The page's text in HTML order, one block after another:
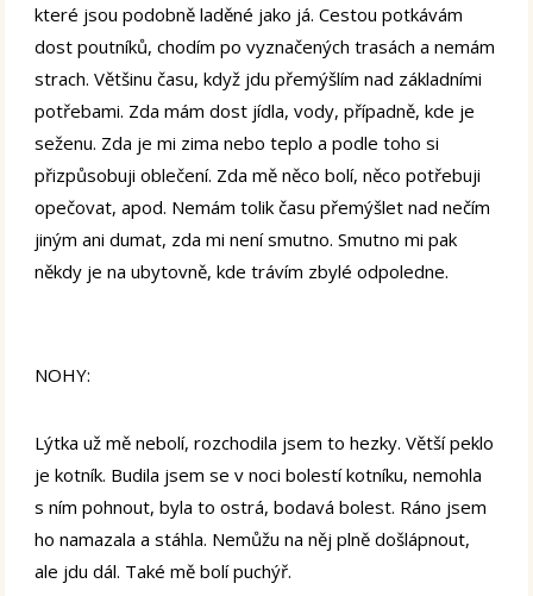
které jsou podobně laděné jako já. Cestou potkávám
dost poutníků, chodím po vyznačených trasách a nemám
strach. Většinu času, když jdu přemýšlím nad základními
potřebami. Zda mám dost jídla, vody, případně, kde je
seženu. Zda je mi zima nebo teplo a podle toho si
přizpůsobuji oblečení. Zda mě něco bolí, něco potřebuji
opečovat, apod. Nemám tolik času přemýšlet nad nečím
jiným ani dumat, zda mi není smutno. Smutno mi pak
někdy je na ubytovně, kde trávím zbylé odpoledne.
NOHY:
Lýtka už mě nebolí, rozchodila jsem to hezky. Větší peklo
je kotník. Budila jsem se v noci bolestí kotníku, nemohla
s ním pohnout, byla to ostrá, bodavá bolest. Ráno jsem
ho namazala a stáhla. Nemůžu na něj plně došlápnout,
ale jdu dál. Také mě bolí puchýř.